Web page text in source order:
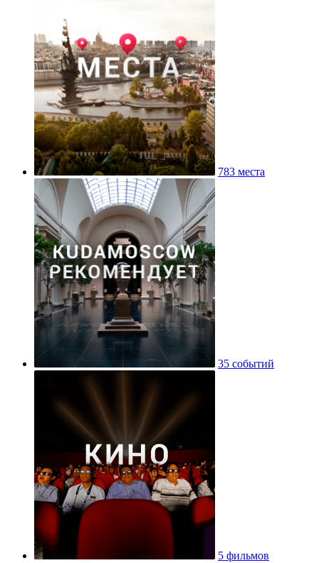
783 места
35 событий
5 фильмов